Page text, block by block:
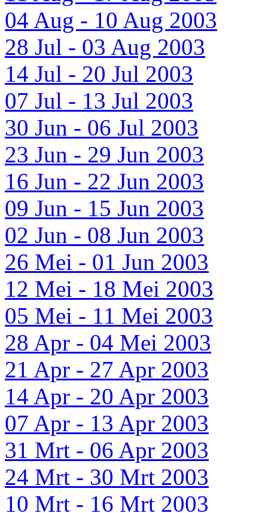
04 Aug - 10 Aug 2003
28 Jul - 03 Aug 2003
14 Jul - 20 Jul 2003
07 Jul - 13 Jul 2003
30 Jun - 06 Jul 2003
23 Jun - 29 Jun 2003
16 Jun - 22 Jun 2003
09 Jun - 15 Jun 2003
02 Jun - 08 Jun 2003
26 Mei - 01 Jun 2003
12 Mei - 18 Mei 2003
05 Mei - 11 Mei 2003
28 Apr - 04 Mei 2003
21 Apr - 27 Apr 2003
14 Apr - 20 Apr 2003
07 Apr - 13 Apr 2003
31 Mrt - 06 Apr 2003
24 Mrt - 30 Mrt 2003
10 Mrt - 16 Mrt 2003